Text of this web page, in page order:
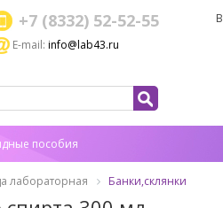
+7 (8332) 52-52-55
E-mail:info@lab43.ru
пособия
лабораторная Банки,склянки